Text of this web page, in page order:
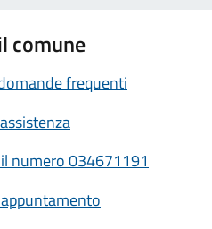
comune
frequenti
numero 034671191